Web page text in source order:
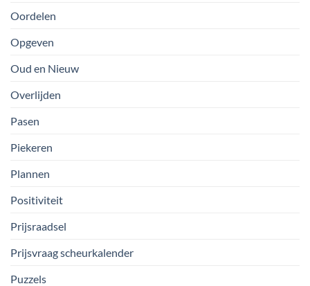
Oordelen
Opgeven
Oud en Nieuw
Overlijden
Pasen
Piekeren
Plannen
Positiviteit
Prijsraadsel
Prijsvraag scheurkalender
Puzzels